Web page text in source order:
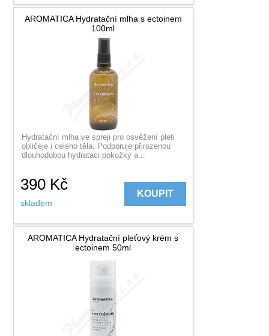
AROMATICA Hydratační mlha s ectoinem
100ml
Hydratační mlha ve spreji pro osvěžení pleti
obličeje i celého těla. Podporuje přirozenou
dlouhodobou hydrataci pokožky a...
390 Kč
skladem
KOUPIT
AROMATICA Hydratační pleťový krém s
ectoinem 50ml